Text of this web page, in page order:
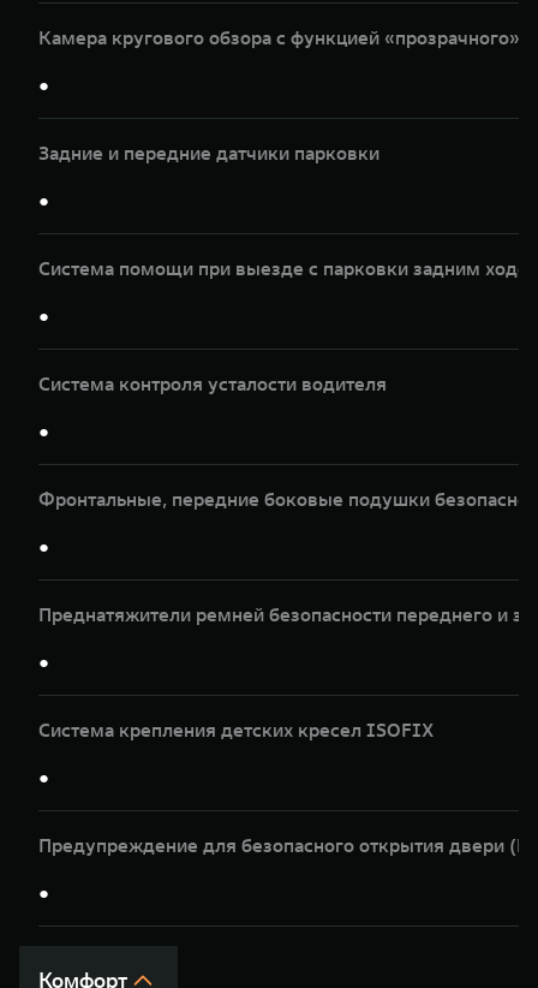
Камера кругового обзора с функцией «прозрачного»
●
Задние и передние датчики парковки
●
Система помощи при выезде с парковки задним
●
Система контроля усталости водителя
●
Фронтальные, передние боковые подушки
●
Преднатяжители ремней безопасности переднего и
●
Система крепления детских кресел ISOFIX
●
Предупреждение для безопасного открытия двери
●
Комфорт